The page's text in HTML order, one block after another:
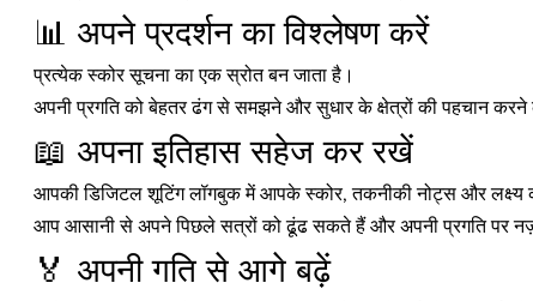
📊 अपने प्रदर्शन का विश्लेषण करें
प्रत्येक स्कोर सूचना का एक स्रोत बन जाता है।
अपनी प्रगति को बेहतर ढंग से समझने और सुधार के क्षेत्रों की पहचान
📖 अपना इतिहास सहेज कर रखें
आपकी डिजिटल शूटिंग लॉगबुक में आपके स्कोर, तकनीकी नोट्स और लक्ष्य
आप आसानी से अपने पिछले सत्रों को ढूंढ सकते हैं और अपनी प्रगति पर
🏅 अपनी गति से आगे बढ़ें